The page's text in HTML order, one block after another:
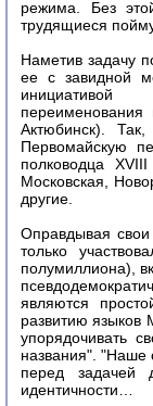
режима. Без
трудящиеся
Наметив задачу
ее с завидной
инициативой
переименования
Актюбинск).
Первомайскую
полководца
Московская,
другие.
Оправдывая
только
полумиллиона),
являются
развитию языков
упорядочивать
названия". "Наше
перед задачей
идентичности…